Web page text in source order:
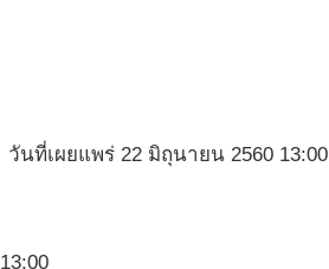
วันที่เผยแพร่ 22 มิถุนายน 2560 13:00
13:00